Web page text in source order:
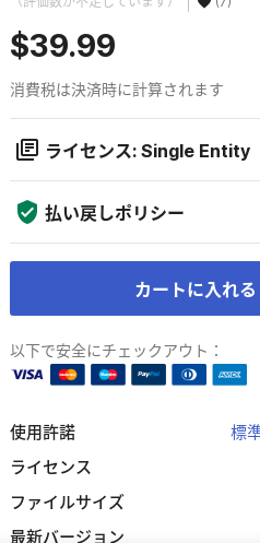
$39.99
消費税は決済時に計算されます
ライセンス: Single Entity
払い戻しポリシー
カートに入れる
以下で安全にチェックアウト：
使用許諾
標
ライセンス
ファイルサイズ
最新バージョン